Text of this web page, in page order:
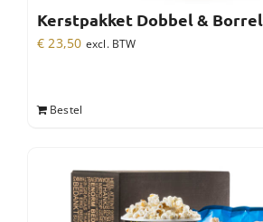
Kerstpakket Dobbel & Borrel
€ 23,50 excl. BTW
Bestel